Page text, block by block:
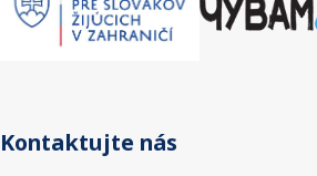
Kontaktujte nás